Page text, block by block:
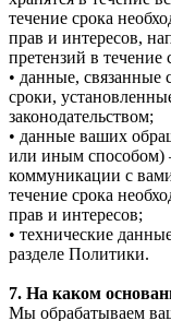
течение срока
прав и интересов,
претензий в течение
• данные, связанные
сроки,
законодательством;
• данные ваших
или иным способом)
коммуникации с
течение срока
прав и интересов;
• технические
разделе Политики.
7. На каком
Мы обрабатываем